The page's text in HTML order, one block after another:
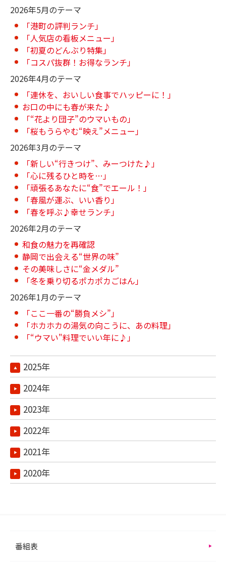
2026年5月のテーマ
「港町の評判ランチ」
「人気店の看板メニュー」
「初夏のどんぶり特集」
「コスパ抜群！お得なランチ」
2026年4月のテーマ
「連休を、おいしい食事でハッピーに！」
お口の中にも春が来た♪
「“花より団子”のウマいもの」
「桜もうらやむ“映え”メニュー」
2026年3月のテーマ
「新しい“行きつけ”、みーつけた♪」
「心に残るひと時を…」
「頑張るあなたに“食”でエール！」
「春風が運ぶ、いい香り」
「春を呼ぶ♪幸せランチ」
2026年2月のテーマ
和食の魅力を再確認
静岡で出会える“世界の味”
その美味しさに“金メダル”
「冬を乗り切るポカポカごはん」
2026年1月のテーマ
「ここ一番の“勝負メシ”」
「ホカホカの湯気の向こうに、あの料理」
「“ウマい"料理でいい年に♪」
2025年
2024年
2023年
2022年
2021年
2020年
番組表